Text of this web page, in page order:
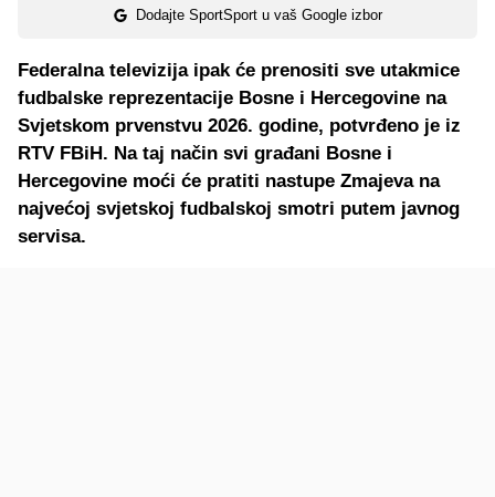
Dodajte SportSport u vaš Google izbor
Federalna televizija ipak će prenositi sve utakmice
fudbalske reprezentacije Bosne i Hercegovine na
Svjetskom prvenstvu 2026. godine, potvrđeno je iz
RTV FBiH. Na taj način svi građani Bosne i
Hercegovine moći će pratiti nastupe Zmajeva na
najvećoj svjetskoj fudbalskoj smotri putem javnog
servisa.